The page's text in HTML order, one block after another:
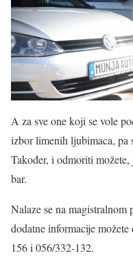
A za sve one koji se vole
izbor limenih ljubimaca, pa
Također, i odmoriti
bar.
Nalaze se na
dodatne informacije
156 i 056/332-132.